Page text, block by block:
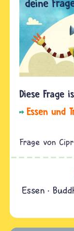
Essen und
Essen